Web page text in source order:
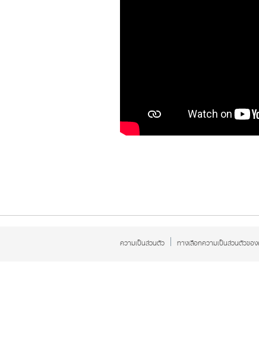
ความเป็นส่วนตัว ทางเลือกความเป็นส่วนตัวขอ